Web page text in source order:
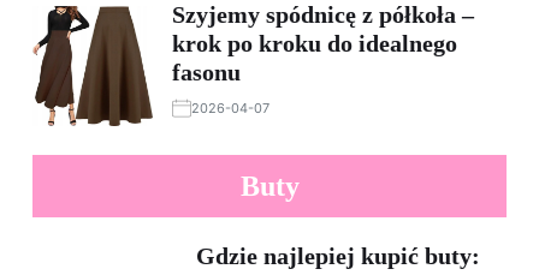
Szyjemy spódnicę z półkoła –
krok po kroku do idealnego
fasonu
2026-04-07
Buty
Gdzie najlepiej kupić buty: